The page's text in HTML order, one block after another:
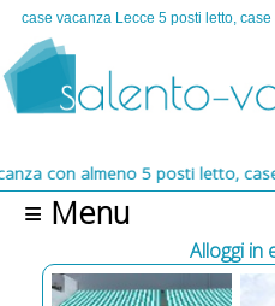
case vacanza Lecce 5 posti letto,
con almeno 5 posti letto, case
≡ Menu
Alloggi in